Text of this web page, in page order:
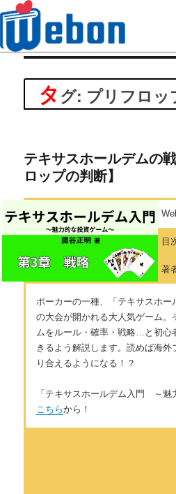
タ グ: プリフロッ
テキサスホールデム
ロップの判断】
目
著
ポーカーの一種、「テキサスホー
の大会が開かれる大人気ゲーム
ムをルール・確率・戦略…と初心
きるよう解説します。読めば海
り合えるようになる！？
「テキサスホールデム入門 ～魅
こちらから！